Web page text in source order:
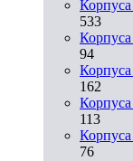
Корпуса
533
94
Корпуса
162
113
76